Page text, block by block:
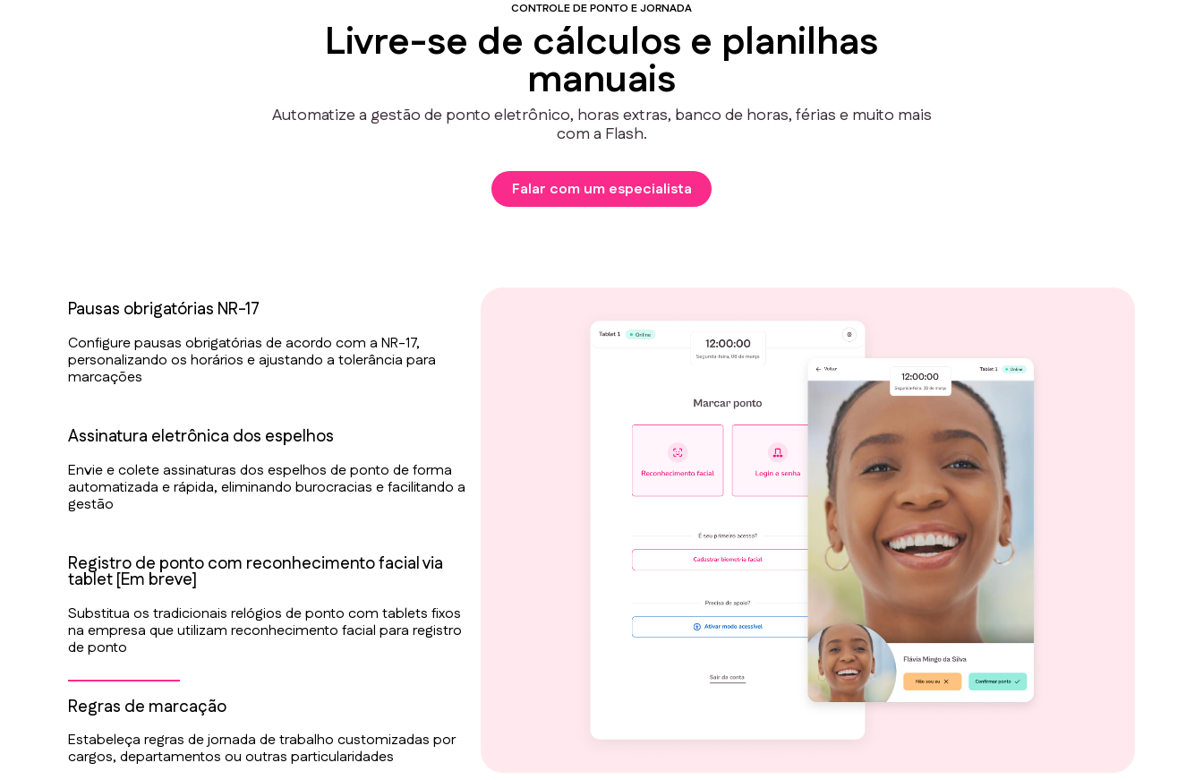
CONTROLE DE PONTO E JORNADA
Livre-se de cálculos e planilhas
manuais
Automatize a gestão de ponto eletrônico, horas extras, banco de horas, férias e muito mais
com a Flash.
Falar com um especialista
Pausas obrigatórias NR-17
Configure pausas obrigatórias de acordo com a NR-17,
personalizando os horários e ajustando a tolerância para
marcações
Assinatura eletrônica dos espelhos
Envie e colete assinaturas dos espelhos de ponto de forma
automatizada e rápida, eliminando burocracias e facilitando a
gestão
Registro de ponto com reconhecimento facial via
tablet [Em breve]
Substitua os tradicionais relógios de ponto com tablets fixos
na empresa que utilizam reconhecimento facial para registro
de ponto
Regras de marcação
Estabeleça regras de jornada de trabalho customizadas por
cargos, departamentos ou outras particularidades